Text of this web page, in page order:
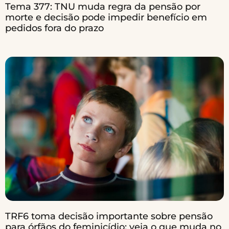
Tema 377: TNU muda regra da pensão por
morte e decisão pode impedir benefício em
pedidos fora do prazo
TRF6 toma decisão importante sobre pensão